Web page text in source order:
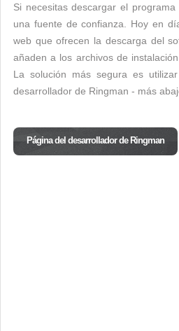
Si necesitas descargar el
una fuente de confianza. Hoy en
web que ofrecen la descarga del
añaden a los archivos de
La solución más segura es
desarrollador de Ringman - más
Página del desarrollador de Ringman